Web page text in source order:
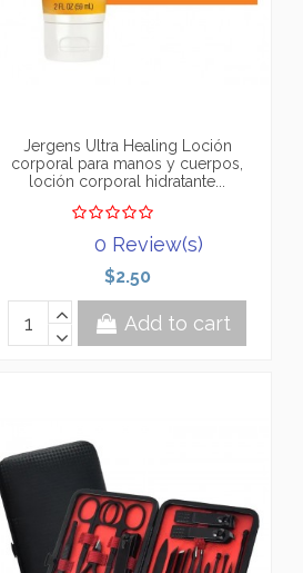
Jergens Ultra Healing Loción
corporal para manos y cuerpos,
loción corporal hidratante...
0 Review(s)
$2.50
Add to cart